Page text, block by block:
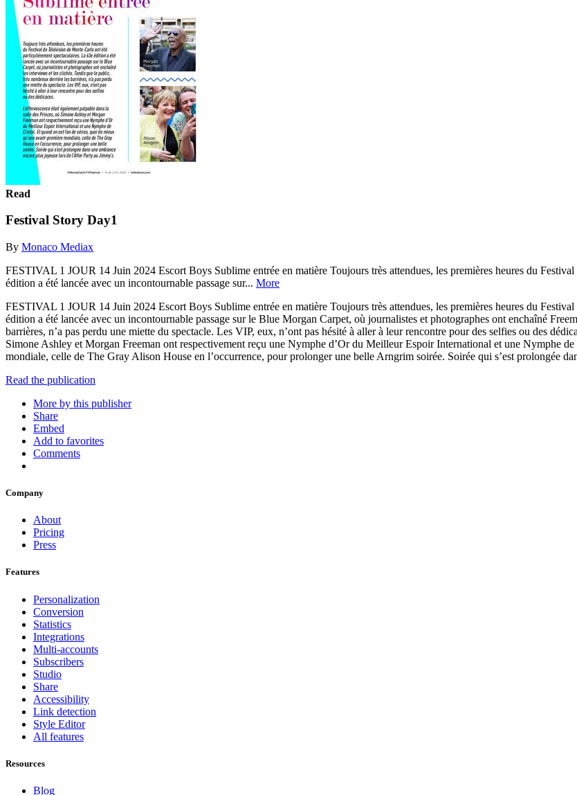
Read
Festival Story Day1
By Monaco Mediax
FESTIVAL 1 JOUR 14 Juin 2024 Escort Boys Sublime entrée en matière Toujours très attendues, les premières heures du
édition a été lancée avec un incontournable passage sur... More
FESTIVAL 1 JOUR 14 Juin 2024 Escort Boys Sublime entrée en matière Toujours très attendues, les premières heures du
édition a été lancée avec un incontournable passage sur le Blue Morgan Carpet, où journalistes et photographes ont enchaîné
barrières, n’a pas perdu une miette du spectacle. Les VIP, eux, n’ont pas hésité à aller à leur rencontre pour des selfies ou des
Simone Ashley et Morgan Freeman ont respectivement reçu une Nymphe d’Or du Meilleur Espoir International et une Nymphe
mondiale, celle de The Gray Alison House en l’occurrence, pour prolonger une belle Arngrim soirée. Soirée qui s’est prolongée
Read the publication
More by this publisher
Share
Embed
Add to favorites
Comments
Company
About
Pricing
Press
Features
Personalization
Conversion
Statistics
Integrations
Multi-accounts
Subscribers
Studio
Share
Accessibility
Link detection
Style Editor
All features
Resources
Blog